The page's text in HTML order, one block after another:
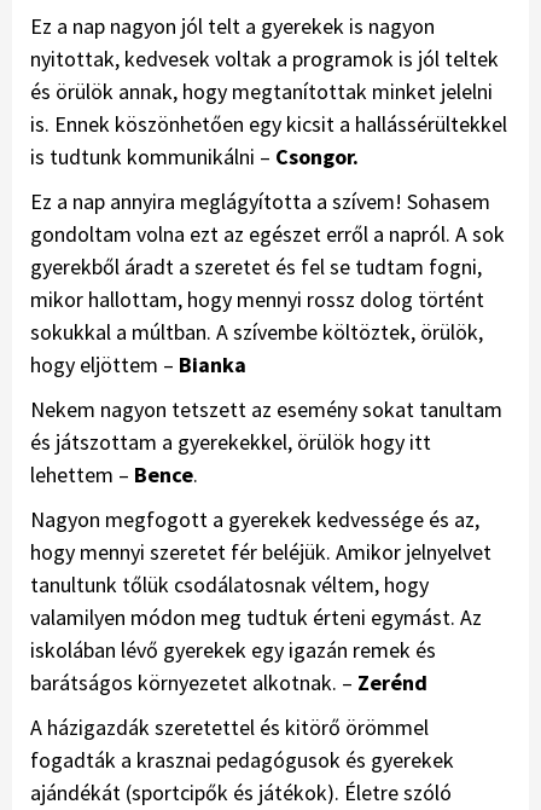
Ez a nap nagyon jól telt a gyerekek is nagyon
nyitottak, kedvesek voltak a programok is jól teltek
és örülök annak, hogy megtanítottak minket jelelni
is. Ennek köszönhetően egy kicsit a hallássérültekkel
is tudtunk kommunikálni – Csongor.
Ez a nap annyira meglágyította a szívem! Sohasem
gondoltam volna ezt az egészet erről a napról. A sok
gyerekből áradt a szeretet és fel se tudtam fogni,
mikor hallottam, hogy mennyi rossz dolog történt
sokukkal a múltban. A szívembe költöztek, örülök,
hogy eljöttem – Bianka
Nekem nagyon tetszett az esemény sokat tanultam
és játszottam a gyerekekkel, örülök hogy itt
lehettem – Bence.
Nagyon megfogott a gyerekek kedvessége és az,
hogy mennyi szeretet fér beléjük. Amikor jelnyelvet
tanultunk tőlük csodálatosnak véltem, hogy
valamilyen módon meg tudtuk érteni egymást. Az
iskolában lévő gyerekek egy igazán remek és
barátságos környezetet alkotnak. – Zerénd
A házigazdák szeretettel és kitörő örömmel
fogadták a krasznai pedagógusok és gyerekek
ajándékát (sportcipők és játékok). Életre szóló